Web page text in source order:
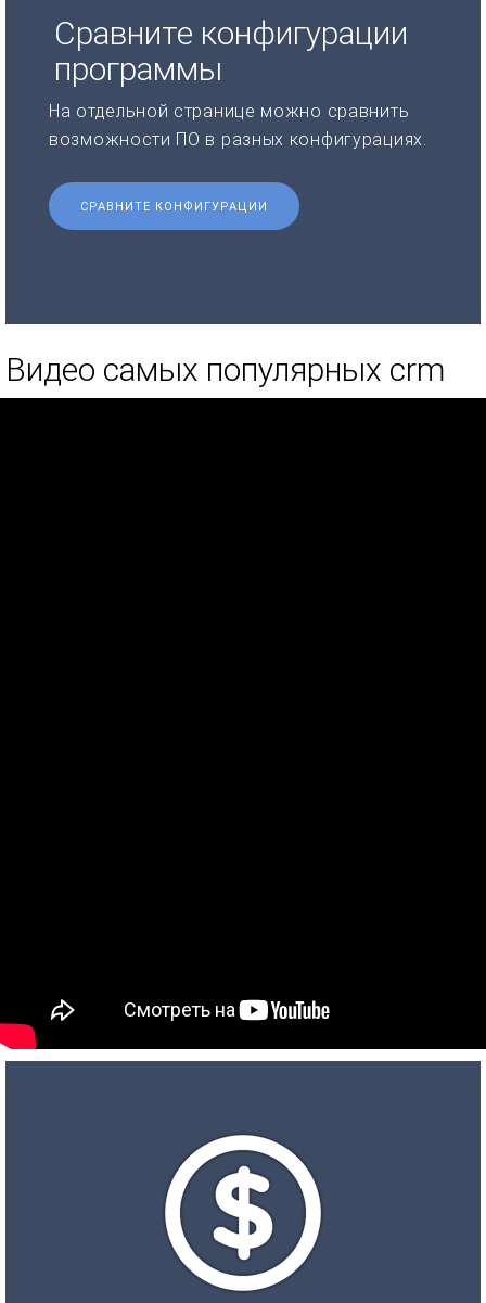
Сравните конфигурации
программы
На отдельной странице можно сравнить
возможности ПО в разных конфигурациях.
СРАВНИТЕ КОНФИГУРАЦИИ
Видео самых популярных crm